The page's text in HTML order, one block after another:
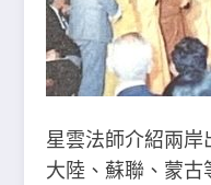
星雲法師介紹兩岸
大陸、蘇聯、蒙